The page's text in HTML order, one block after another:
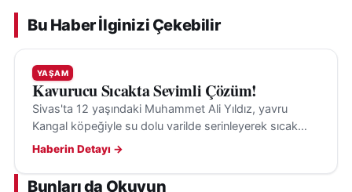
Bu Haber İlginizi Çekebilir
YAŞAM
Kavurucu Sıcakta Sevimli Çözüm!
Sivas'ta 12 yaşındaki Muhammet Ali Yıldız, yavru
Kangal köpeğiyle su dolu varilde serinleyerek sıcak
havanın etkisini hafifletiyor.
Haberin Detayı →
Bunları da Okuyun